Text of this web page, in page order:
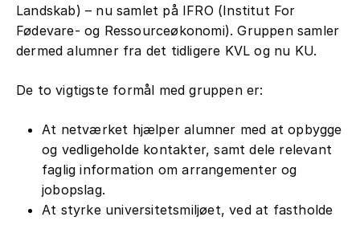
Landskab) – nu samlet på IFRO (Institut For
Fødevare- og Ressourceøkonomi). Gruppen samler
dermed alumner fra det tidligere KVL og nu KU.
De to vigtigste formål med gruppen er:
At netværket hjælper alumner med at opbygge
og vedligeholde kontakter, samt dele relevant
faglig information om arrangementer og
jobopslag.
At styrke universitetsmiljøet, ved at fastholde